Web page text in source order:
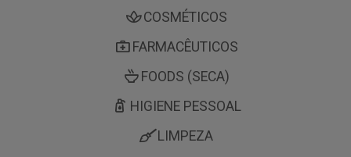
COSMÉTICOS
FARMACÊUTICOS
FOODS (SECA)
HIGIENE PESSOAL
LIMPEZA